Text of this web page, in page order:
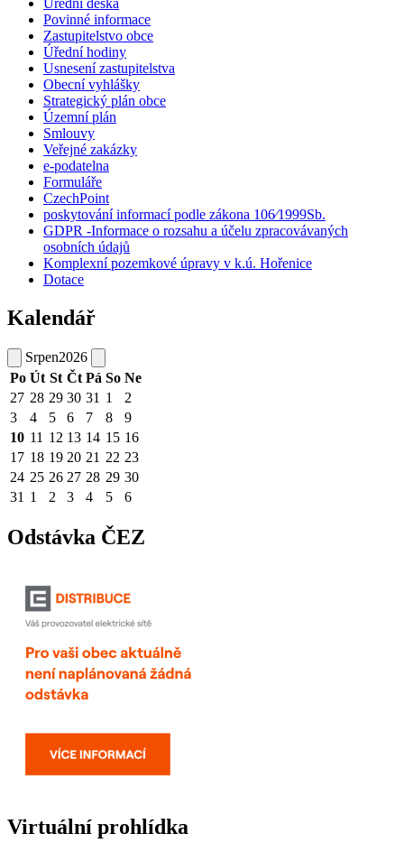
Povinné informace
Zastupitelstvo obce
Úřední hodiny
Usnesení zastupitelstva
Obecní vyhlášky
Strategický plán obce
Územní plán
Smlouvy
Veřejné zakázky
e-podatelna
Formuláře
CzechPoint
poskytování informací podle zákona 106⁄1999Sb.
GDPR -Informace o rozsahu a účelu zpracovávaných
osobních údajů
Komplexní pozemkové úpravy v k.ú. Hořenice
Dotace
Kalendář
Srpen2026
Po Út St Čt Pá So Ne
27 28 29 30 31 1
2
3
4 5 6 7 8
9
10 11 12 13 14 15 16
17 18 19 20 21 22 23
24 25 26 27 28 29 30
31 1 2 3 4 5 6
Odstávka ČEZ
Virtuální prohlídka